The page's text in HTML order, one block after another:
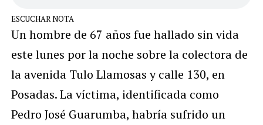
ESCUCHAR NOTA
Un hombre de 67 años fue hallado sin vida
este lunes por la noche sobre la colectora de
la avenida Tulo Llamosas y calle 130, en
Posadas. La víctima, identificada como
Pedro José Guarumba, habría sufrido un